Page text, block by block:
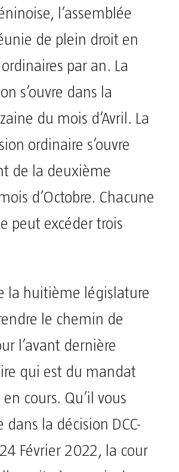
l’assemblée
de plein droit en
par an. La
s’ouvre dans la
du mois d’Avril. La
ordinaire s’ouvre
de la deuxième
d’Octobre. Chacune
peut excéder trois
la huitième législature
le chemin de
l’avant dernière
qui est du mandat
cours. Qu’il vous
la décision DCC-
Février 2022, la cour